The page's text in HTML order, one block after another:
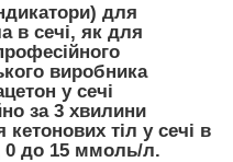
для
в сечі, як для
виробника
у сечі
за 3 хвилини
тіл у сечі в
0 до 15 ммоль/л.